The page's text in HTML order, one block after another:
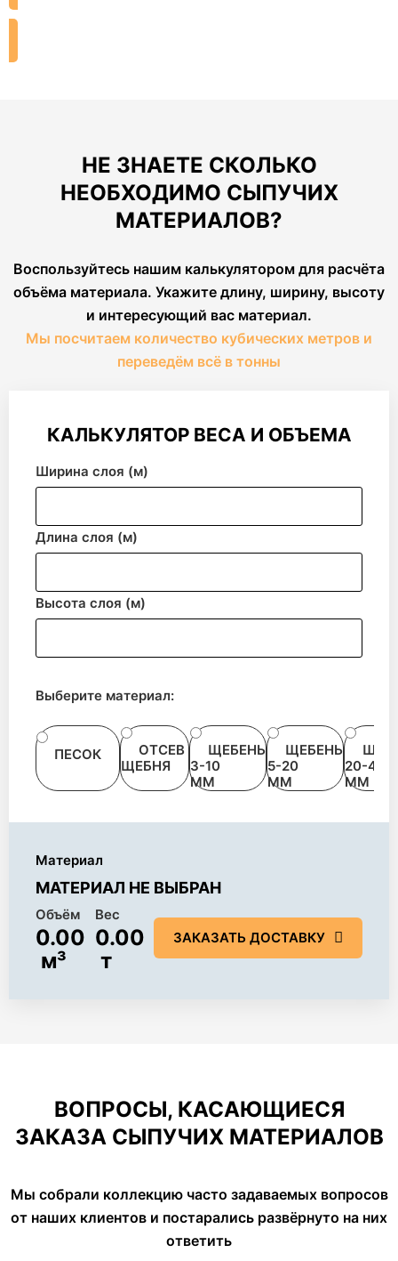
НЕ ЗНАЕТЕ СКОЛЬКО
НЕОБХОДИМО СЫПУЧИХ
МАТЕРИАЛОВ?
Воспользуйтесь нашим калькулятором для расчёта
объёма материала. Укажите длину, ширину, высоту
и интересующий вас материал.
Мы посчитаем количество кубических метров и
переведём всё в тонны
КАЛЬКУЛЯТОР ВЕСА И ОБЪЕМА
Ширина слоя (м)
Длина слоя (м)
Высота слоя (м)
Выберите материал:
ПЕСОК
ОТСЕВ
ЩЕБНЯ
ЩЕБЕНЬ
3-10
ММ
ЩЕБЕНЬ
5-20
ММ
20-40
ММ
Материал
МАТЕРИАЛ НЕ ВЫБРАН
Объём
0.00
м³
Вес
0.00
т
ЗАКАЗАТЬ ДОСТАВКУ
ВОПРОСЫ, КАСАЮЩИЕСЯ
ЗАКАЗА СЫПУЧИХ МАТЕРИАЛОВ
Мы собрали коллекцию часто задаваемых вопросов
от наших клиентов и постарались развёрнуто на них
ответить